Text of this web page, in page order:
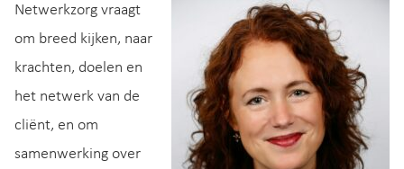
Netwerkzorg vraagt
om breed kijken, naar
krachten, doelen en
het netwerk van de
cliënt, en om
samenwerking over